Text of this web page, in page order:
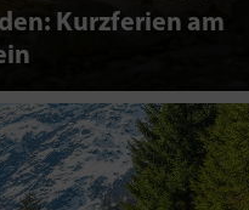
Kurzferien am